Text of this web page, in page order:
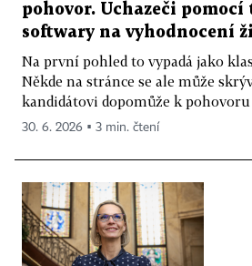
pohovor. Uchazeči
softwary na vyhodnocení
Na první pohled to vypadá jako
Někde na stránce se ale může
kandidátovi dopomůže k pohovoru
30. 6. 2026 ▪ 3 min. čtení